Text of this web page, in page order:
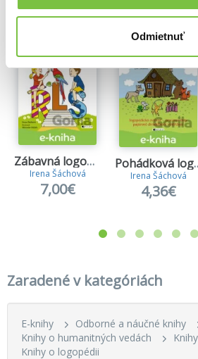
Odmietnuť
Zábavná logopedie
Irena Šáchová
7,00€
Irena Šáchová
4,36€
Zaradené v kategóriách
E-knihy
Odborné a náučné knihy
Knihy o humanitných vedách
Knihy o logopédii